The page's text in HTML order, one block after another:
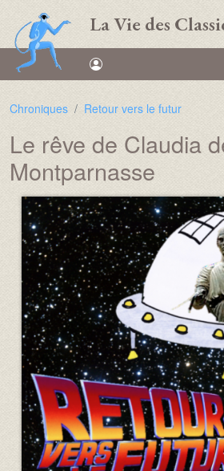
Aller
La Vie des
Chroniques Retour vers le futur
Le rêve de Claudia
Montparnasse
Média :
Image :